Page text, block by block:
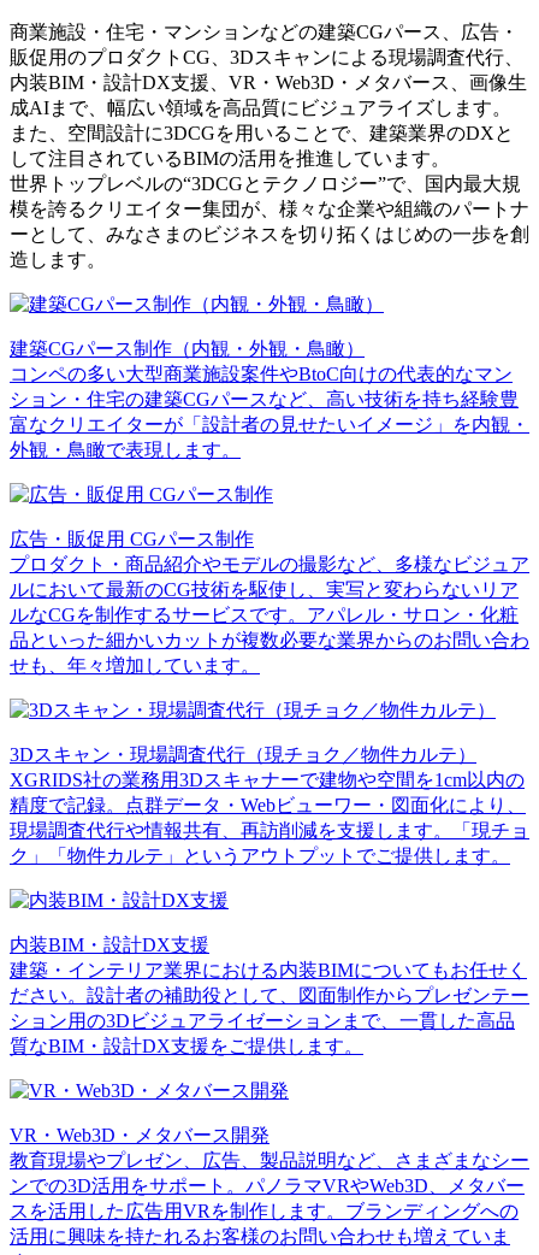
商業施設・住宅・マンションなどの建築CGパース、広告・
販促用のプロダクトCG、3Dスキャンによる現場調査代行、
内装BIM・設計DX支援、VR・Web3D・メタバース、画像生
成AIまで、幅広い領域を高品質にビジュアライズします。
また、空間設計に3DCGを用いることで、建築業界のDXと
して注目されているBIMの活用を推進しています。
世界トップレベルの“3DCGとテクノロジー”で、国内最大規
模を誇るクリエイター集団が、様々な企業や組織のパートナ
ーとして、みなさまのビジネスを切り拓くはじめの一歩を創
造します。
建築CGパース制作（内観・外観・鳥瞰）
コンペの多い大型商業施設案件やBtoC向けの代表的なマン
ション・住宅の建築CGパースなど、高い技術を持ち経験豊
富なクリエイターが「設計者の見せたいイメージ」を内観・
外観・鳥瞰で表現します。
広告・販促用 CGパース制作
プロダクト・商品紹介やモデルの撮影など、多様なビジュア
ルにおいて最新のCG技術を駆使し、実写と変わらないリア
ルなCGを制作するサービスです。アパレル・サロン・化粧
品といった細かいカットが複数必要な業界からのお問い合わ
せも、年々増加しています。
3Dスキャン・現場調査代行（現チョク／物件カルテ）
XGRIDS社の業務用3Dスキャナーで建物や空間を1cm以内の
精度で記録。点群データ・Webビューワー・図面化により、
現場調査代行や情報共有、再訪削減を支援します。「現チョ
ク」「物件カルテ」というアウトプットでご提供します。
内装BIM・設計DX支援
建築・インテリア業界における内装BIMについてもお任せく
ださい。設計者の補助役として、図面制作からプレゼンテー
ション用の3Dビジュアライゼーションまで、一貫した高品
質なBIM・設計DX支援をご提供します。
VR・Web3D・メタバース開発
教育現場やプレゼン、広告、製品説明など、さまざまなシー
ンでの3D活用をサポート。パノラマVRやWeb3D、メタバー
スを活用した広告用VRを制作します。ブランディングへの
活用に興味を持たれるお客様のお問い合わせも増えていま